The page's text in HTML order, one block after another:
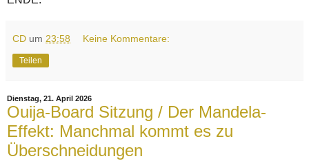
CD um 23:58 Keine Kommentare:
Teilen
Dienstag, 21. April 2026
Ouija-Board Sitzung / Der Mandela-
Effekt: Manchmal kommt es zu
Überschneidungen